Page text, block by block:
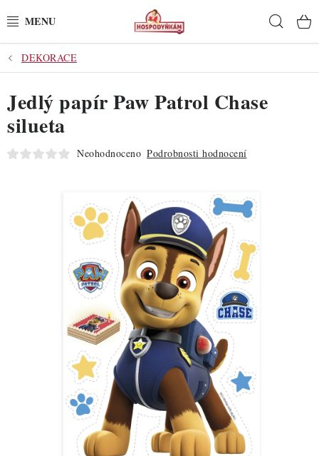
na
POTŘEBY
POMŮCKY
SUROVINY
PRO OSLAVY
DO KUCHYNĚ
POCHUTINY
ZDRAVÉ PEČENÍ
DÁRKOVÉ POUKAZY
TÉMATICKÉ PRODUKTY
PROFI BALENÍ
DEKORACE
Jedlý papír Paw Patrol Chase
silueta
Neohodnoceno Podrobnosti hodnocení